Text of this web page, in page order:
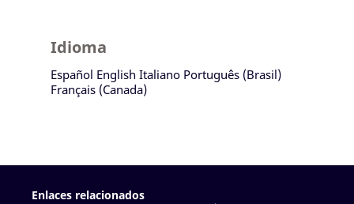
Idioma
Español English Italiano Português (Brasil)
Français (Canada)
Enlaces relacionados